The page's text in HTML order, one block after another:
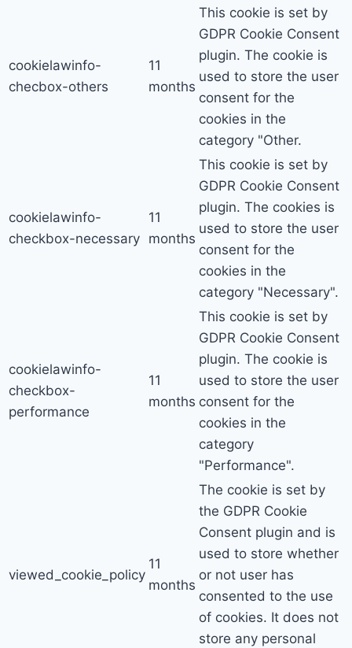
cookielawinfo-
checbox-others
11
months
This cookie is set by
GDPR Cookie Consent
plugin. The cookie is
used to store the user
consent for the
cookies in the
category "Other.
cookielawinfo-
checkbox-necessary
11
months
This cookie is set by
GDPR Cookie Consent
plugin. The cookies is
used to store the user
consent for the
cookies in the
category "Necessary".
cookielawinfo-
checkbox-
performance
11
months
This cookie is set by
GDPR Cookie Consent
plugin. The cookie is
used to store the user
consent for the
cookies in the
category
"Performance".
viewed_cookie_policy
11
months
The cookie is set by
the GDPR Cookie
Consent plugin and is
used to store whether
or not user has
consented to the use
of cookies. It does not
store any personal